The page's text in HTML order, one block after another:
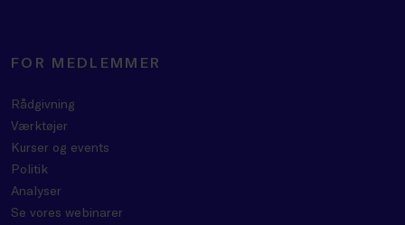
FOR MEDLEMMER
Rådgivning
Værktøjer
Kurser og events
Politik
Analyser
Se vores webinarer